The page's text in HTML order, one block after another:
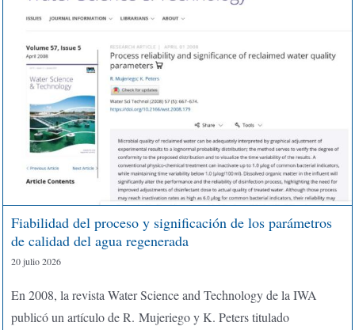
Fiabilidad del proceso y significación de los parámetros
de calidad del agua regenerada
20 julio 2026
En 2008, la revista Water Science and Technology de la IWA
publicó un artículo de R. Mujeriego y K. Peters titulado